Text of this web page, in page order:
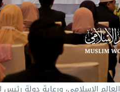
الإسلامي، ورعاية دولة رئيس